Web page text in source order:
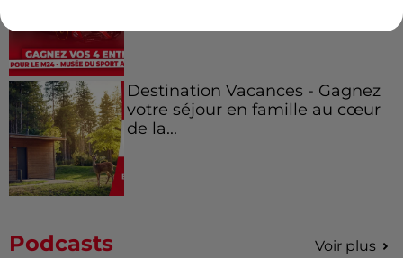
Destination Vacances - Gagnez
votre séjour en famille au cœur
de la...
Podcasts Voir plus